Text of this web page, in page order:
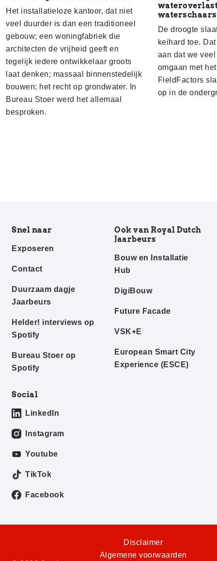
Het installatieloze kantoor, dat niet
veel duurder is dan een traditioneel
gebouw; een woningfabriek die
architecten de vrijheid geeft en
tegelijk iedere ontwikkelaar groots
laat denken; massaal binnenstedelijk
bouwen; het recht op grondwater. In
Bureau Stoer werd het allemaal
besproken.
De droogte
keihard toe.
aan dat we
omgaan met
FieldFactors
op in de
Snel naar
Exposeren
Contact
Duurzaam dagje
Jaarbeurs
Helder! interviews op
Spotify
Bureau Stoer op
Spotify
Ook van Royal Dutch
Jaarbeurs
Bouw en Installatie
Hub
DigiBouw
Future Facade
VSK+E
European Smart City
Experience (ESCE)
Social
LinkedIn
Instagram
Youtube
TikTok
Facebook
Disclaimer
Algemene voorwaarden